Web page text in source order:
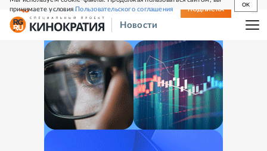
принимаете условияПользовательского соглашения
OK
СВЕЖИЙ НОМЕР ПОДПИСКА
Новости